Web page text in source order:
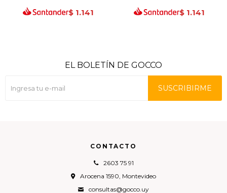
$ 1.141
$ 1.141
CONTACTO
2603 75 91
Arocena 1590, Montevideo
consultas@gocco.uy
EL BOLETÍN DE GOCCO
SUSCRIBIRME